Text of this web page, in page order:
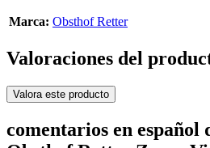
Marca: Obsthof Retter
Valoraciones del
Valora este producto
comentarios en español